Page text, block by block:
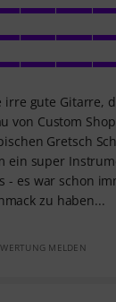
irre gute Gitarre,
von Custom
Gretsch
ein super
- es war schon
zu haben...
MELDEN